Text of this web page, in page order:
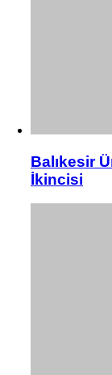
Balıkesir
İkincisi